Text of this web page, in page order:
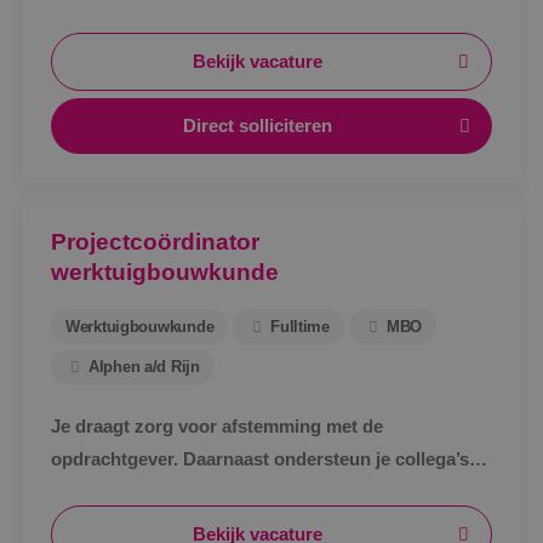
Bekijk vacature
Direct solliciteren
Projectcoördinator
werktuigbouwkunde
Werktuigbouwkunde Fulltime MBO
Alphen a/d Rijn
Je draagt zorg voor afstemming met de
opdrachtgever. Daarnaast ondersteun je collega’s
technische ontwerp en de werkvoorbereiding voor
Bekijk vacature